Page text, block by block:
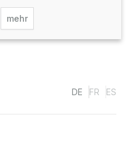
mehr
DE FR ES